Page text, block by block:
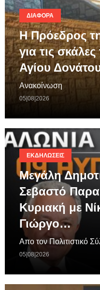
ΔΙΆΦΟΡΑ
Η Πρόεδρος
για τις
Αγίου
Ανακοίνωση
05|08|2026
ΕΚΔΗΛΏΣΕΙΣ
Μεγάλη
Σεβαστό
Κυριακή με
Γιώργο…
Απο τον Πολιτιστικό
05|08|2026